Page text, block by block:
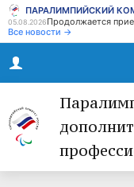
ПАРАЛИМПИЙСКИЙ
05.08.2026
Все новости →